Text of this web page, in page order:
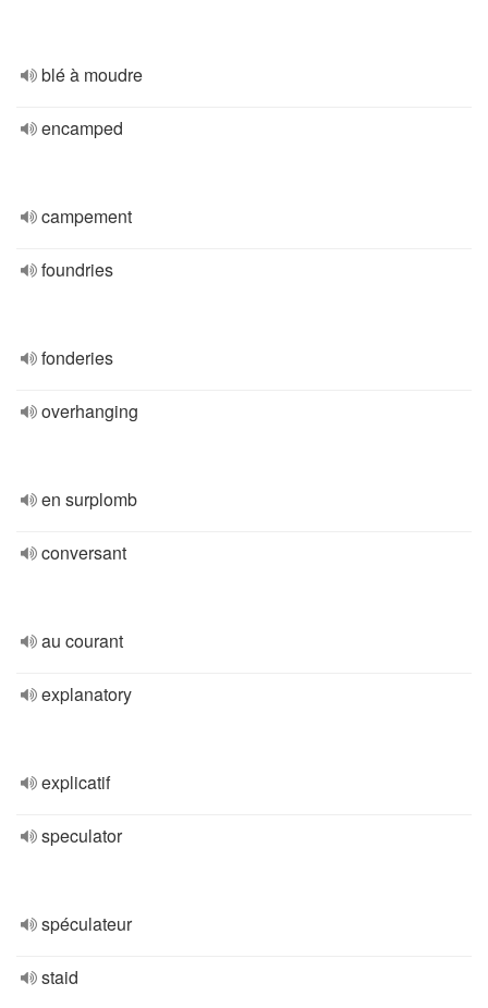
blé à moudre
encamped
campement
foundries
fonderies
overhanging
en surplomb
conversant
au courant
explanatory
explicatif
speculator
spéculateur
staid